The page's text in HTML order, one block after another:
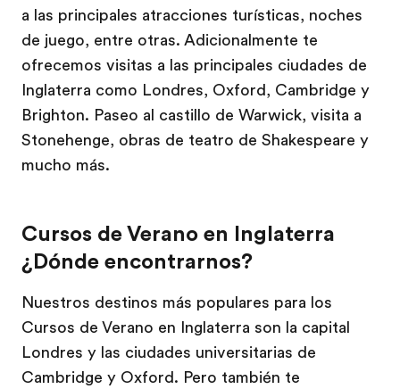
a las principales atracciones turísticas, noches
de juego, entre otras. Adicionalmente te
ofrecemos visitas a las principales ciudades de
Inglaterra como Londres, Oxford, Cambridge y
Brighton. Paseo al castillo de Warwick, visita a
Stonehenge, obras de teatro de Shakespeare y
mucho más.
Cursos de Verano en Inglaterra
¿Dónde encontrarnos?
Nuestros destinos más populares para los
Cursos de Verano en Inglaterra son la capital
Londres y las ciudades universitarias de
Cambridge y Oxford. Pero también te